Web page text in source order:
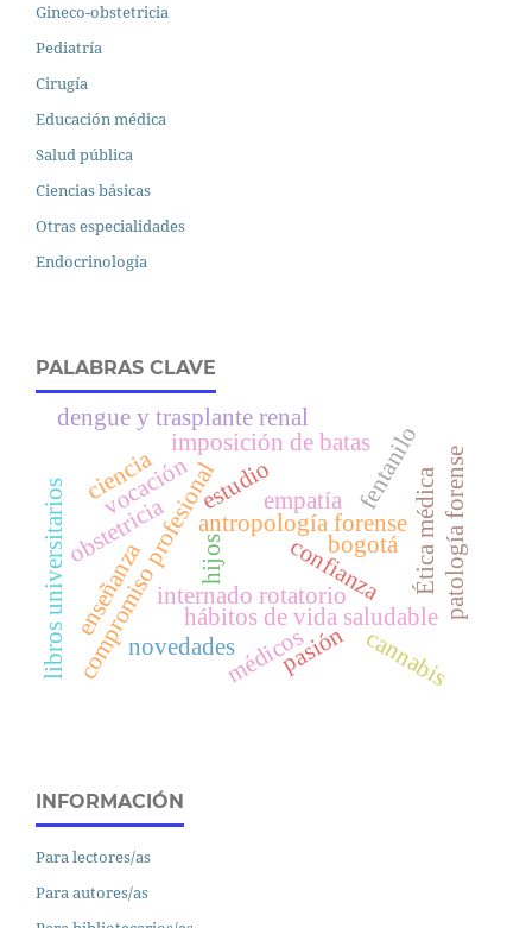
Gineco-obstetricia
Pediatría
Cirugía
Educación médica
Salud pública
Ciencias básicas
Otras especialidades
Endocrinología
PALABRAS CLAVE
antropología forense
compromiso profesional Ética médica
internado rotatorio
hábitos de vida saludable
fentanilo
obstetricia
libros universitarios confianza
estudio
hijos
novedades
patología forense
imposición de batas
empatía
médicos
vocación
ciencia
enseñanza
pasión
dengue y trasplante renal
cannabis
bogotá
INFORMACIÓN
Para lectores/as
Para autores/as